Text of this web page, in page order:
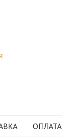
ОПЛАТА